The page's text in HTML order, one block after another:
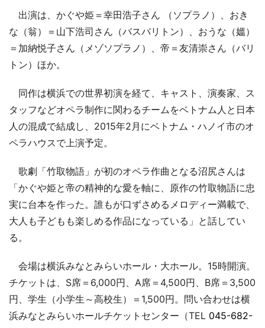
出演は、かぐや姫＝幸田浩子さん （ソプラノ）、おき
な（翁）＝山下浩司さん（バスバリトン）、おうな（媼）
＝加納悦子さん（メゾソプラノ）、帝＝友清崇さん（バリ
トン）ほか。
同作は横浜での世界初演を経て、キャスト、演奏家、ス
タッフなどオペラ制作に関わるチームをベトナム人と日本
人の混成で結成し、2015年2月にベトナム・ハノイ市のオ
ペラハウスで上演予定。
歌劇「竹取物語」が初のオペラ作曲となる沼尻さんは
「かぐや姫と帝の精神的な愛を軸に、原作の竹取物語に忠
実に台本を作った。誰もが口ずさめるメロディー満載で、
大人も子どもも楽しめる作品になっている」と話してい
る。
会場は横浜みなとみらいホール・大ホール。15時開演。
チケットは、S席＝6,000円、A席＝4,500円、B席＝3,500
円、学生（小学生～高校生）＝1,500円。問い合わせは横
浜みなとみらいホールチケットセンター（TEL 045-682-